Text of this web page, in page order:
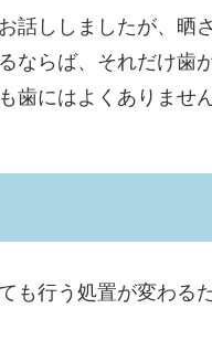
話ししましたが、晒
ならば、それだけ歯
歯にはよくありませ
も行う処置が変わる